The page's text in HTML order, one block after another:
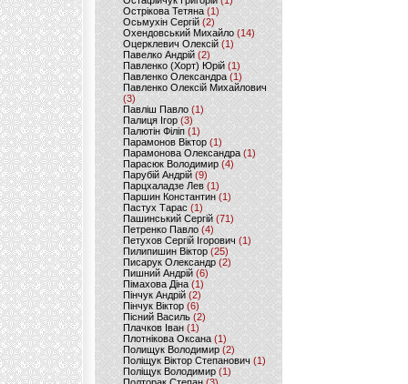
Острікова Тетяна (1)
Осьмухін Сергій (2)
Охендовський Михайло (14)
Оцерклевич Олексій (1)
Павелко Андрій (2)
Павленко (Хорт) Юрій (1)
Павленко Олександра (1)
Павленко Олексій Михайлович
(3)
Павліш Павло(1)
Палиця Ігор (3)
Палютін Філіп(1)
Парамонов Віктор (1)
Парамонова Олександра(1)
Парасюк Володимир(4)
Парубій Андрій (9)
Парцхаладзе Лев (1)
Паршин Константин(1)
Пастух Тарас (1)
Пашинський Сергій (71)
Петренко Павло (4)
Петухов Сергій Ігорович (1)
Пилипишин Віктор(25)
Писарук Олександр(2)
Пишний Андрій (6)
Пімахова Діна(1)
Пінчук Андрій(2)
Пінчук Віктор (6)
Пісний Василь (2)
Плачков Іван(1)
Плотнікова Оксана (1)
Полищук Володимир(2)
Поліщук Віктор Степанович(1)
Поліщук Володимир (1)